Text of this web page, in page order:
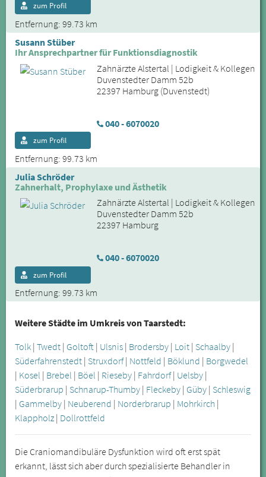
Entfernung: 99.73 km
zum Profil
Susann Stüber
Ihr Ansprechpartner für Funktionsdiagnostik
Zahnärzte Alstertal | Lodigkeit & Kollegen
Duvenstedter Damm 52b
22397 Hamburg (Duvenstedt)
040 - 6070020
Entfernung: 99.73 km
zum Profil
Julia Schröder
Zahnerhalt, Prophylaxe und Ästhetik
Zahnärzte Alstertal | Lodigkeit & Kollegen
Duvenstedter Damm 52b
22397 Hamburg
040 - 6070020
Entfernung: 99.73 km
zum Profil
Weitere Städte im Umkreis von Taarstedt:
Tolk | Twedt | Goltoft | Ulsnis | Brodersby | Loit | Schaalby |
Süderfahrenstedt | Struxdorf| Nottfeld | Böklund | Borgwedel
| Kosel | Brebel | Böel | Rieseby | Fahrdorf| Uelsby |
Süderbrarup | Schnarup-Thumby | Fleckeby | Güby | Schleswig
| Gammelby | Neuberend | Norderbrarup | Mohrkirch |
Klappholz | Dollrottfeld
Die Craniomandibuläre Dysfunktion wird oft erst spät
erkannt, lässt sich aber durch spezialisierte Behandler in